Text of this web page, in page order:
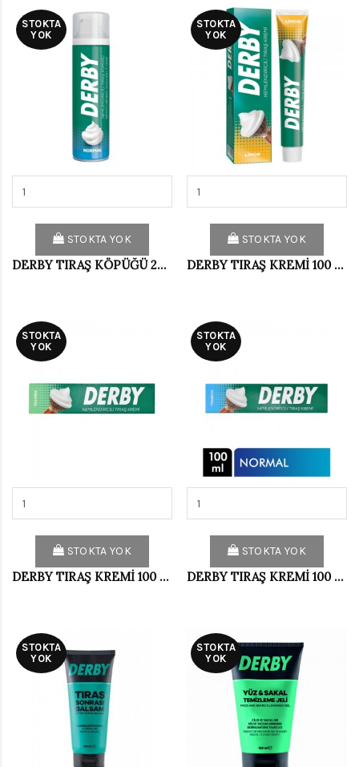
STOKTA
YOK
STOKTA YOK
DERBY TIRAŞ KÖPÜĞÜ 200 ML NORMAL
STOKTA
YOK
STOKTA YOK
DERBY TIRAŞ KREMİ 100 ML LİMON
STOKTA
YOK
STOKTA YOK
DERBY TIRAŞ KREMİ 100 ML MENTHOL
STOKTA
YOK
STOKTA YOK
DERBY TIRAŞ KREMİ 100 ML NORMAL
STOKTA
YOK
STOKTA
YOK